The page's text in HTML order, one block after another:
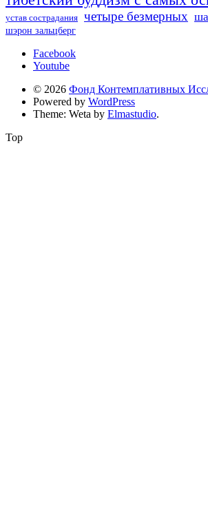
устав сострадания четыре безмерных
шэрон зальцберг
Facebook
Youtube
© 2026 Фонд Контемплативных
Powered by WordPress
Theme: Weta by Elmastudio.
Top